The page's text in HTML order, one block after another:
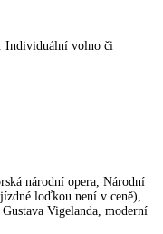
Individuální volno či
národní opera, Národní
loďkou není v ceně),
Vigelanda, moderní